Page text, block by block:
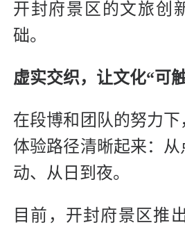
开封府景区的文旅创
础。
虚实交织，让文化“可
在段博和团队的努力
体验路径清晰起来：从
动、从日到夜。
目前，开封府景区推